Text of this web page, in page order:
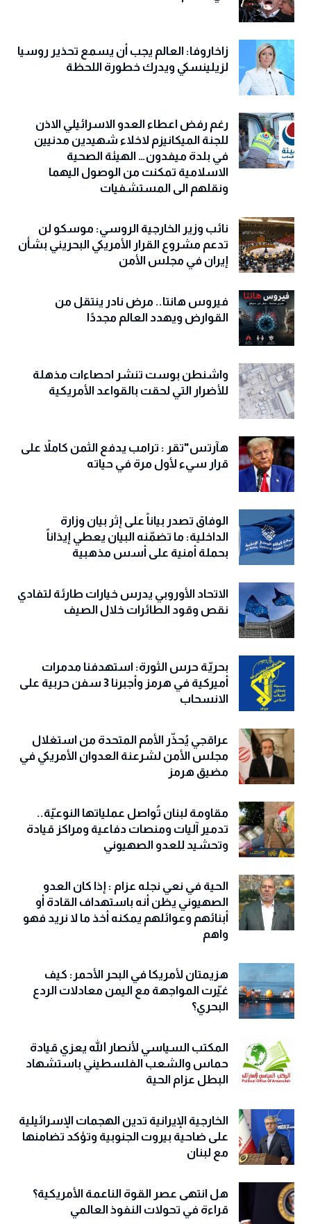
زاخاروفا: العالم يجب أن يسمع تحذير روسيا
لزيلينسكي ويدرك خطورة اللحظة
رغم رفض اعطاء العدو الاسرائيلي الاذن
للجنة الميكانيزم لاخلاء شهيدين مدنيين
في بلدة ميفدون… الهيئة الصحية
الاسلامية تمكنت من الوصول اليهما
ونقلهم الى المستشفيات
نائب وزير الخارجية الروسي: موسكو لن
تدعم مشروع القرار الأمريكي البحريني بشأن
إيران في مجلس الأمن
فيروس هانتا.. مرض نادر ينتقل من
القوارض ويهدد العالم مجددًا
واشنطن بوست تنشر احصاءات مذهلة
للأضرار التي لحقت بالقواعد الأمريكية
هآرتس"تقر : ترامب يدفع الثمن كاملاً على
قرار سيء لأول مرة في حياته
الوفاق تصدر بياناً على إثر بيان وزارة
الداخلية: ما تضمّنه البيان يعطي إيذاناً
بحملة أمنية على أسس مذهبية
الاتحاد الأوروبي يدرس خيارات طارئة لتفادي
نقص وقود الطائرات خلال الصيف
بحريّة حرس الثورة: استهدفنا مدمرات
أميركية في هرمز وأجبرنا 3 سفن حربية على
الانسحاب
عراقجي يُحذّر الأمم المتحدة من استغلال
مجلس الأمن لشرعنة العدوان الأمريكي في
مضيق هرمز
مقاومة لبنان تُواصل عملياتها النوعيّة..
تدمير آليات ومنصات دفاعية ومراكز قيادة
وتحشيد للعدو الصهيوني
الحية في نعي نجله عزام : إذا كان العدو
الصهيوني يظن أنه باستهداف القادة أو
أبنائهم وعوائلهم يمكنه أخذ ما لا نريد فهو
واهم
هزيمتان لأمريكا في البحر الأحمر: كيف
غيّرت المواجهة مع اليمن معادلات الردع
البحري؟
المكتب السياسي لأنصار الله يعزي قيادة
حماس والشعب الفلسطيني باستشهاد
البطل عزام الحية
الخارجية الإيرانية تدين الهجمات الإسرائيلية
على ضاحية بيروت الجنوبية وتؤكد تضامنها
مع لبنان
هل انتهى عصر القوة الناعمة الأمريكية؟
قراءة في تحولات النفوذ العالمي